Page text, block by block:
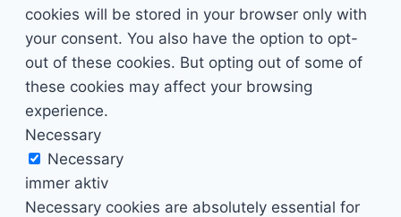
cookies will be stored in your browser only with
your consent. You also have the option to opt-
out of these cookies. But opting out of some of
these cookies may affect your browsing
experience.
Necessary
Necessary
immer aktiv
Necessary cookies are absolutely essential for